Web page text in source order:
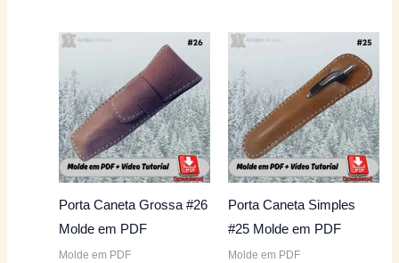
Porta Caneta Grossa #26
Molde em PDF
Molde em PDF
Porta Caneta Simples
#25 Molde em PDF
Molde em PDF